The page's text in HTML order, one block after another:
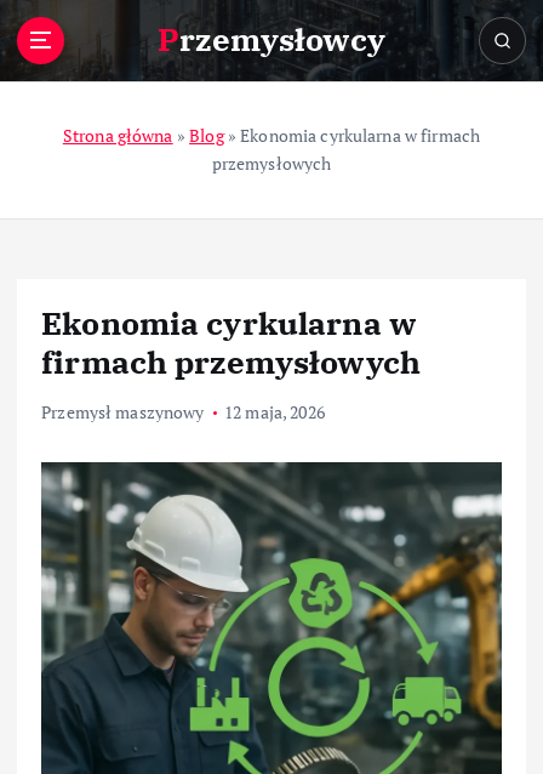
Przemysłowcy
Strona główna »Blog»Ekonomia cyrkularna w firmach
przemysłowych
Ekonomia cyrkularna w
firmach przemysłowych
Przemysł maszynowy 12 maja, 2026